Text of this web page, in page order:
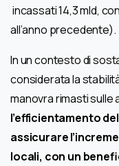
incassati 14,3 mld,
all’anno precedente).
In un contesto di
considerata la
manovra rimasti sulle
l’efficientamento
assicurare
locali, con un